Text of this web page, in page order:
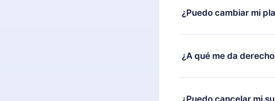
alguna razón no estás
nuestro equipo de
¿Puedo cambiar mi
Sí, pero el cambio solo
ejemplo, si decides
cambio al plan anual, el
¿A qué me da
12min Premium es un
2500 títulos disponibles
¿Puedo cancelar mi